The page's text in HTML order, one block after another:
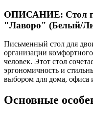
ОПИСАНИЕ: Стол
"Лаворо" (Белый/
Письменный стол для
организации
человек. Этот стол
эргономичность и
выбором для дома, офиса
Основные